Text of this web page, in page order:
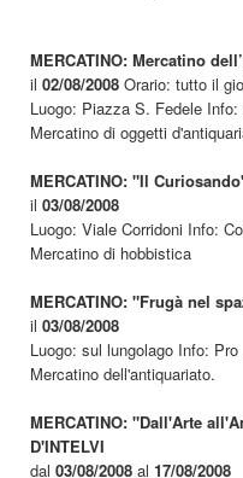
MERCATINO: Mercatino
il 02/08/2008 Orario: tutto il
Luogo: Piazza S. Fedele
Mercatino di oggetti
MERCATINO: "Il
il 03/08/2008
Luogo: Viale Corridoni Info:
Mercatino di hobbistica
MERCATINO: "Frugà nel
il 03/08/2008
Luogo: sul lungolago Info:
Mercatino dell'antiquariato.
MERCATINO: "Dall'Arte
D'INTELVI
dal 03/08/2008 al 17/08/2008